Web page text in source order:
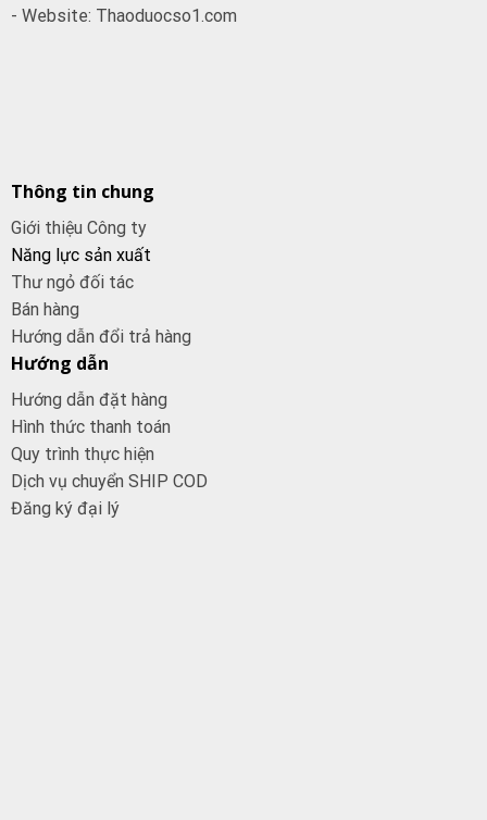
- Website: Thaoduocso1.com
Thông tin chung
Giới thiệu Công ty
Năng lực sản xuất
Thư ngỏ đối tác
Bán hàng
Hướng dẫn đổi trả hàng
Hướng dẫn
Hướng dẫn đặt hàng
Hình thức thanh toán
Quy trình thực hiện
Dịch vụ chuyển SHIP COD
Đăng ký đại lý